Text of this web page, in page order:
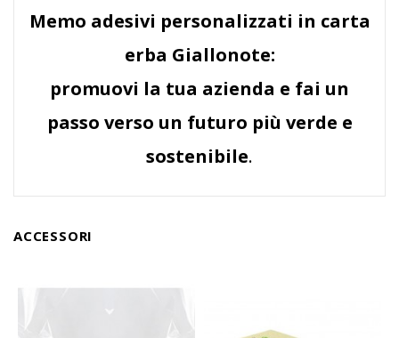
Memo adesivi personalizzati in carta
erba Giallonote:
promuovi la tua azienda e fai un
passo verso un futuro più verde e
sostenibile.
ACCESSORI